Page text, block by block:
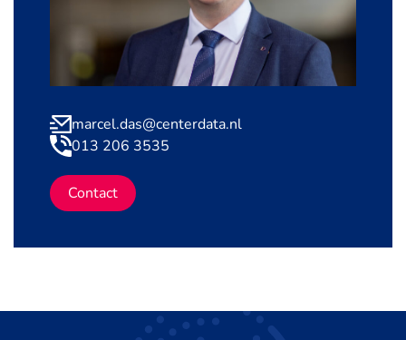
marcel.das@centerdata.nl
013 206 3535
Contact